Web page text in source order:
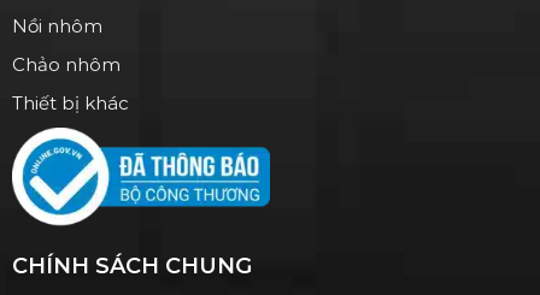
Nồi nhôm
Chảo nhôm
Thiết bị khác
CHÍNH SÁCH CHUNG